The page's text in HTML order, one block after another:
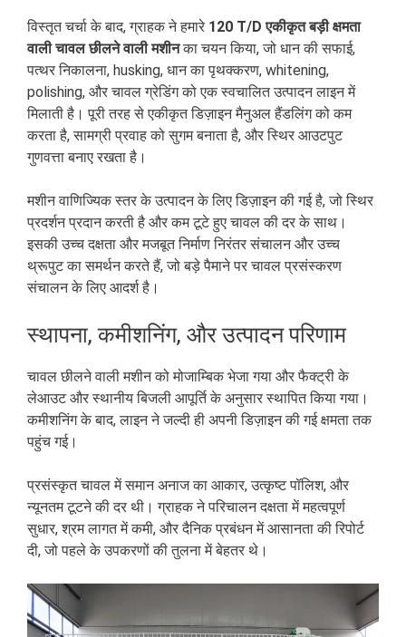
विस्तृत चर्चा के बाद, ग्राहक ने हमारे 120 T/D एकीकृत बड़ी क्षमता
वाली चावल छीलने वाली मशीनका चयन किया, जो धान की सफाई,
पत्थर निकालना, husking, धान का पृथक्करण, whitening,
polishing, और चावल ग्रेडिंग को एक स्वचालित उत्पादन लाइन में
मिलाती है। पूरी तरह से एकीकृत डिज़ाइन मैनुअल हैंडलिंग को कम
करता है, सामग्री प्रवाह को सुगम बनाता है, और स्थिर आउटपुट
गुणवत्ता बनाए रखता है।
मशीन वाणिज्यिक स्तर के उत्पादन के लिए डिज़ाइन की गई है, जो स्थिर
प्रदर्शन प्रदान करती है और कम टूटे हुए चावल की दर के साथ।
इसकी उच्च दक्षता और मजबूत निर्माण निरंतर संचालन और उच्च
थ्रूपुट का समर्थन करते हैं, जो बड़े पैमाने पर चावल प्रसंस्करण
संचालन के लिए आदर्श है।
स्थापना, कमीशनिंग, और उत्पादन परिणाम
चावल छीलने वाली मशीन को मोजाम्बिक भेजा गया और फैक्ट्री के
लेआउट और स्थानीय बिजली आपूर्ति के अनुसार स्थापित किया गया।
कमीशनिंग के बाद, लाइन ने जल्दी ही अपनी डिज़ाइन की गई क्षमता तक
पहुंच गई।
प्रसंस्कृत चावल में समान अनाज का आकार, उत्कृष्ट पॉलिश, और
न्यूनतम टूटने की दर थी। ग्राहक ने परिचालन दक्षता में महत्वपूर्ण
सुधार, श्रम लागत में कमी, और दैनिक प्रबंधन में आसानता की रिपोर्ट
दी, जो पहले के उपकरणों की तुलना में बेहतर थे।